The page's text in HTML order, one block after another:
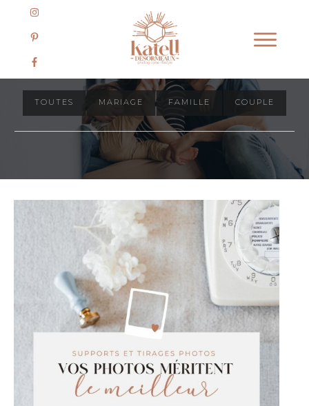
Journal des séances
TOUTES MARIAGE FAMILLE COUPLE